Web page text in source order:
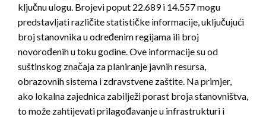
ključnu ulogu. Brojevi poput 22.689 i 14.557 mogu
predstavljati različite statističke informacije, uključujući
broj stanovnika u određenim regijama ili broj
novorođenih u toku godine. Ove informacije su od
suštinskog značaja za planiranje javnih resursa,
obrazovnih sistema i zdravstvene zaštite. Na primjer,
ako lokalna zajednica zabilježi porast broja stanovništva,
to može zahtijevati prilagođavanje u infrastrukturi i